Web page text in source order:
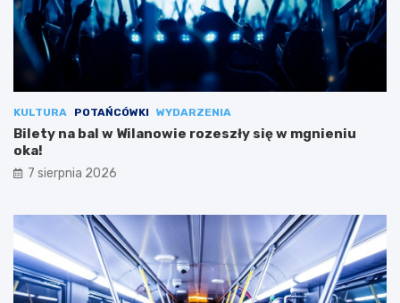
KULTURA POTAŃCÓWKI WYDARZENIA
Bilety na bal w Wilanowie rozeszły się w mgnieniu
oka!
7 sierpnia 2026